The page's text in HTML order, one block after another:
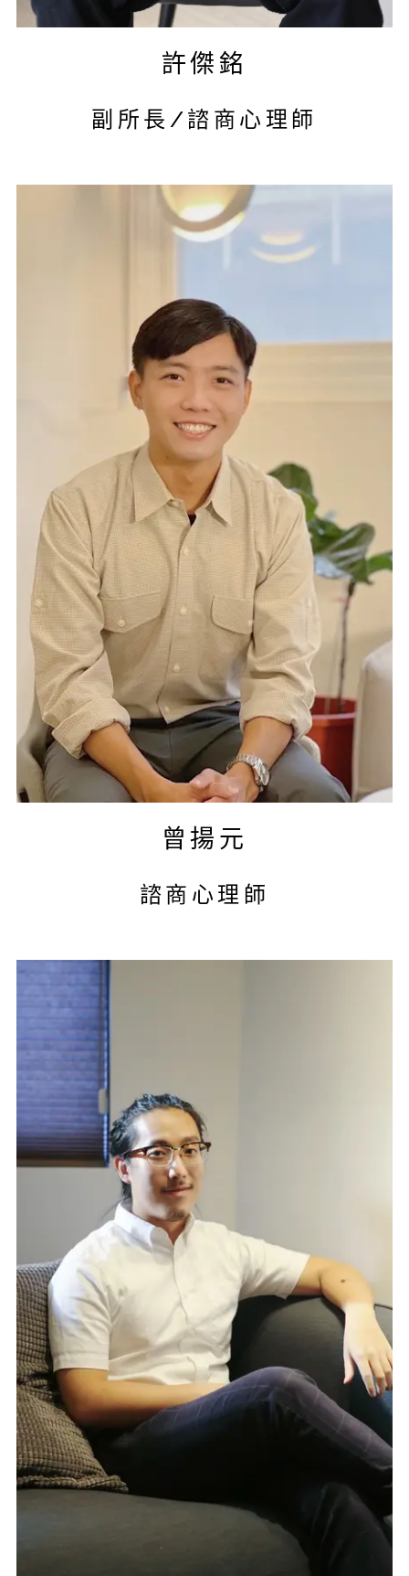
許傑銘
副所長/諮商心理師
曾揚元
諮商心理師